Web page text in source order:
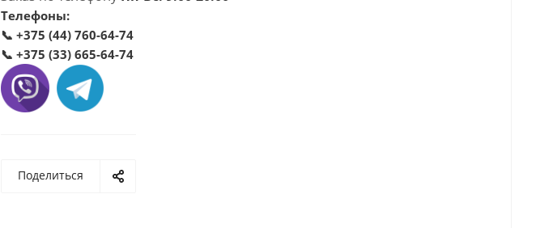
Телефоны:
📞 +375 (44) 760-64-74
📞 +375 (33) 665-64-74
Поделиться